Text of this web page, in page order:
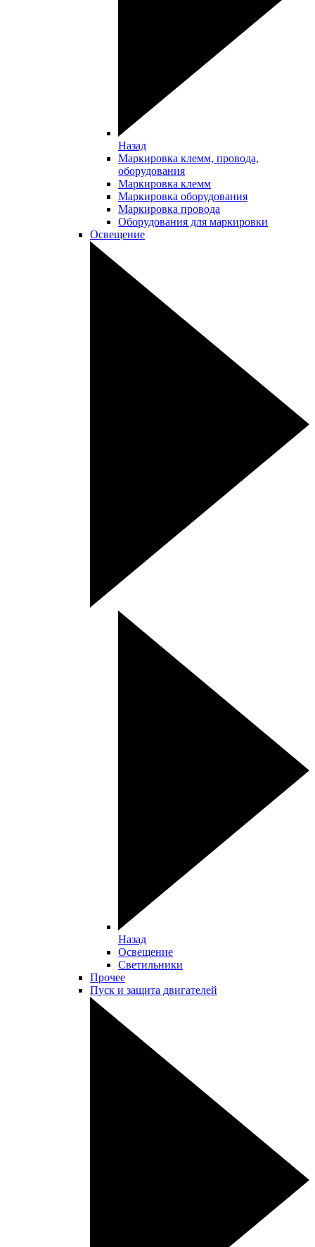
Назад
Маркировка клемм, провода,
оборудования
Маркировка клемм
Маркировка оборудования
Маркировка провода
Оборудования для маркировки
Освещение
Назад
Освещение
Светильники
Прочее
Пуск и защита двигателей